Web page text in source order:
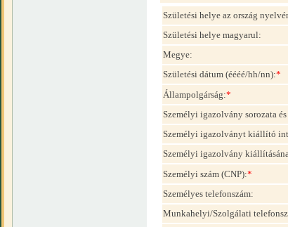
Születési helye az ország
Születési helye magyarul:
Megye:
Születési dátum (éééé/hh/nn):*
Állampolgárság:*
Személyi igazolvány sorozata és
Személyi igazolványt kiállító
Személyi igazolvány
Személyi szám (CNP):*
Személyes telefonszám:
Munkahelyi/Szolgálati